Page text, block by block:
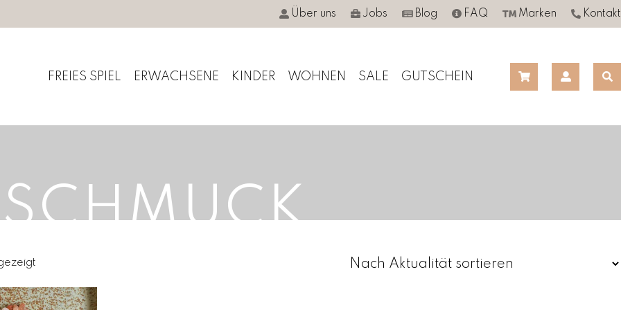
Über uns Jobs Blog FAQ Marken Kontakt
FREIES SPIEL ERWACHSENE KINDER WOHNEN SALE GUTSCHEIN
SCHMUCK